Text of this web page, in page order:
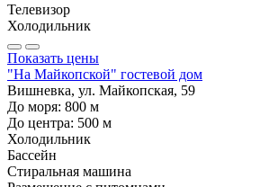
Телевизор
Холодильник
Показать цены
"На Майкопской" гостевой дом
Вишневка, ул. Майкопская, 59
До моря: 800 м
До центра: 500 м
Холодильник
Бассейн
Стиральная машина